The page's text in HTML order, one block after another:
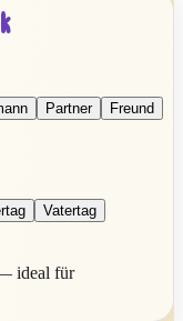
Partner
Freund
Vatertag
ideal für